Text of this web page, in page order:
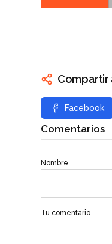
Compartir
Facebook
Comentarios
Nombre
Tu comentario